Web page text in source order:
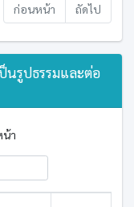
ก่อนหน้า
ถัดไป
นรูปธรรมและต่อ
า